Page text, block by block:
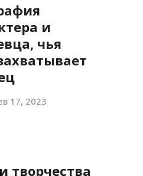
и
чья
17, 2023
творчества